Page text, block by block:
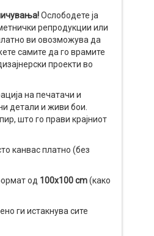
Ослободете ја
репродукции или
ви овозможува да
самите да го врамите
проекти во
на печатачи и
детали и живи бои.
што го прави крајниот
канвас платно (без
од 100х100 cm(како
ги истакнува сите